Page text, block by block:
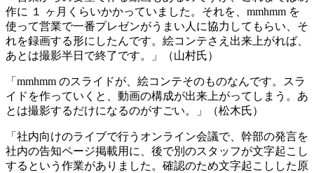
作に １ ヶ月くらいかかっていました。それを、mmhmm を
使って営業で一番プレゼンがうまい人に協力してもらい、そ
れを録画する形にしたんです。絵コンテさえ出来上がれば、
あとは撮影半日で終了です。」（山村氏）
「mmhmm のスライドが、絵コンテそのものなんです。スラ
イドを作っていくと、動画の構成が出来上がってしまう。あ
とは撮影するだけになるのがすごい。」（松木氏）
「社内向けのライブで行うオンライン会議で、幹部の発言を
社内の告知ページ掲載用に、後で別のスタッフが文字起こし
するという作業がありました。確認のため文字起こしした原